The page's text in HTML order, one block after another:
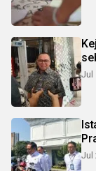
Jul
Jul